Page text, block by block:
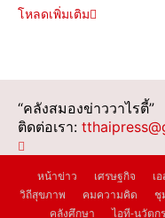
โหลดเพิ่มเติม
“คลังสมองข่าววาไรตี้”
ติดต่อเรา:
หน้าข่าว เศรษฐกิจ เ
วิถีสุขภาพ
คมความคิด ชุ
คลังศึกษา
ไอที-นวัตก